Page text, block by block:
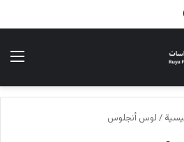
/ لوس أنجلوس